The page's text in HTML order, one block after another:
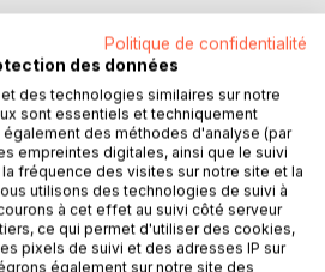
AU PANIERPolitique de confidentialité
des données
des technologies similaires sur notre
sont essentiels et techniquement
des méthodes d'analyse (par
empreintes digitales, ainsi que le suivi
fréquence des visites sur notre site et la
utilisons des technologies de suivi à
à cet effet au suivi côté serveur
ce qui permet d'utiliser des cookies,
pixels de suivi et des adresses IP sur
également sur notre site des